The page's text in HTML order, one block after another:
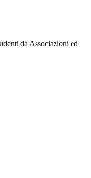
da Associazioni ed